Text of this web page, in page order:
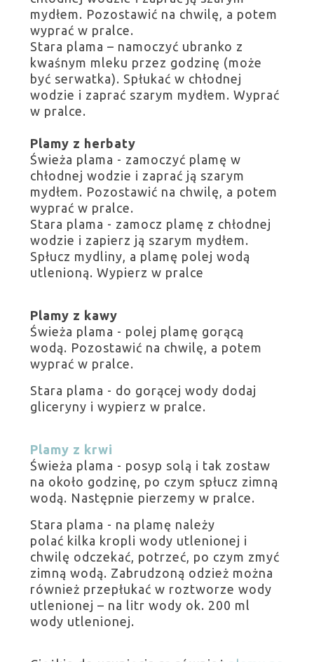
mydłem. Pozostawić na chwilę, a potem
wyprać w pralce.
Stara plama – namoczyć ubranko z
kwaśnym mleku przez godzinę (może
być serwatka). Spłukać w chłodnej
wodzie i zaprać szarym mydłem. Wyprać
w pralce.
Plamy z herbaty
Świeża plama - zamoczyć plamę w
chłodnej wodzie i zaprać ją szarym
mydłem. Pozostawić na chwilę, a potem
wyprać w pralce.
Stara plama - zamocz plamę z chłodnej
wodzie i zapierz ją szarym mydłem.
Spłucz mydliny, a plamę polej wodą
utlenioną. Wypierz w pralce
Plamy z kawy
Świeża plama - polej plamę gorącą
wodą. Pozostawić na chwilę, a potem
wyprać w pralce.
Stara plama - do gorącej wody dodaj
gliceryny i wypierz w pralce.
Plamy z krwi
Świeża plama - posyp solą i tak zostaw
na około godzinę, po czym spłucz zimną
wodą. Następnie pierzemy w pralce.
Stara plama - na plamę należy
polać kilka kropli wody utlenionej i
chwilę odczekać, potrzeć, po czym zmyć
zimną wodą. Zabrudzoną odzież można
również przepłukać w roztworze wody
utlenionej – na litr wody ok. 200 ml
wody utlenionej.